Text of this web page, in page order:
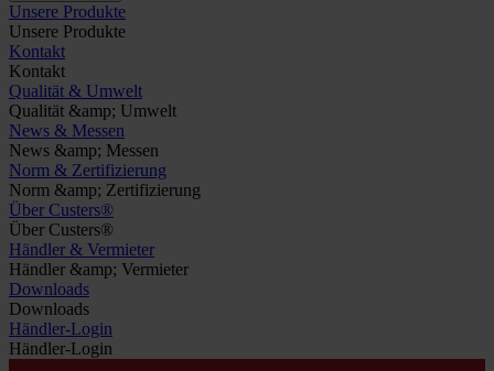
Unsere Produkte
Unsere Produkte
Kontakt
Kontakt
Qualität & Umwelt
Qualität &amp; Umwelt
News & Messen
News &amp; Messen
Norm & Zertifizierung
Norm &amp; Zertifizierung
Über Custers®
Über Custers®
Händler & Vermieter
Händler &amp; Vermieter
Downloads
Downloads
Händler-Login
Händler-Login